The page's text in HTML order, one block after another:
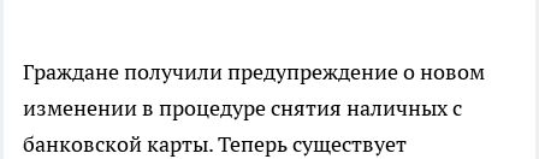
Граждане получили предупреждение о новом
изменении в процедуре снятия наличных с
банковской карты. Теперь существует